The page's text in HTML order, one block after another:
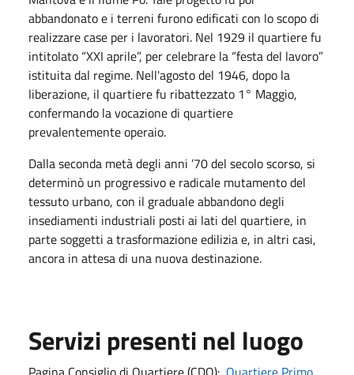
abbandonato e i terreni furono edificati con lo scopo di
realizzare case per i lavoratori. Nel 1929 il quartiere fu
intitolato “XXI aprile”, per celebrare la “festa del lavoro”
istituita dal regime. Nell'agosto del 1946, dopo la
liberazione, il quartiere fu ribattezzato 1° Maggio,
confermando la vocazione di quartiere
prevalentemente operaio.
Dalla seconda metà degli anni ’70 del secolo scorso, si
determinò un progressivo e radicale mutamento del
tessuto urbano, con il graduale abbandono degli
insediamenti industriali posti ai lati del quartiere, in
parte soggetti a trasformazione edilizia e, in altri casi,
ancora in attesa di una nuova destinazione.
Servizi presenti nel luogo